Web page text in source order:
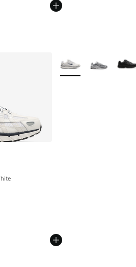
Weitere Farben